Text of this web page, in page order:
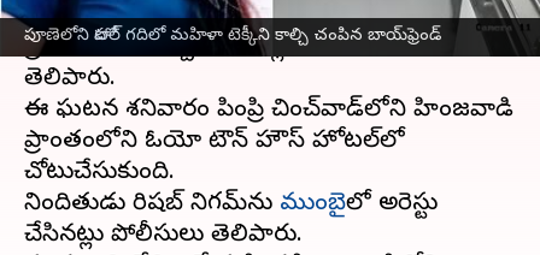
పూణెలోని హోటల్ గదిలో మహిళా టెక్కీని కాల్చి చంపిన బాయ్‌ఫ్రెండ్
పూణెలోని ఓ హోటల్‌లో ఐటీ ప్రొఫెషనల్‌ని ఆమె
ప్రియురాలిని కాల్చి చంపినట్లు పోలీసులు ఆదివారం
తెలిపారు.
ఈ ఘటన శనివారం పింప్రి చించ్‌వాడ్‌లోని హింజవాడి
ప్రాంతంలోని ఓయో టౌన్ హౌస్ హోటల్‌లో
చోటుచేసుకుంది.
నిందితుడు రిషబ్ నిగమ్‌ను ముంబైలో అరెస్టు
చేసినట్లు పోలీసులు తెలిపారు.